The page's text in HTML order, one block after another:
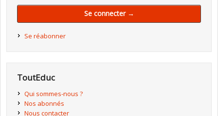
Se connecter →
Se réabonner
ToutEduc
Qui sommes-nous ?
Nos abonnés
Nous contacter